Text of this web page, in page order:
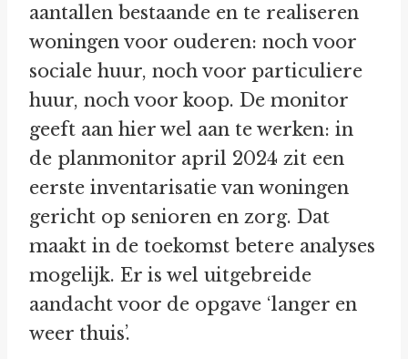
aantallen bestaande en te realiseren
woningen voor ouderen: noch voor
sociale huur, noch voor particuliere
huur, noch voor koop. De monitor
geeft aan hier wel aan te werken: in
de planmonitor april 2024 zit een
eerste inventarisatie van woningen
gericht op senioren en zorg. Dat
maakt in de toekomst betere analyses
mogelijk. Er is wel uitgebreide
aandacht voor de opgave ‘langer en
weer thuis’.